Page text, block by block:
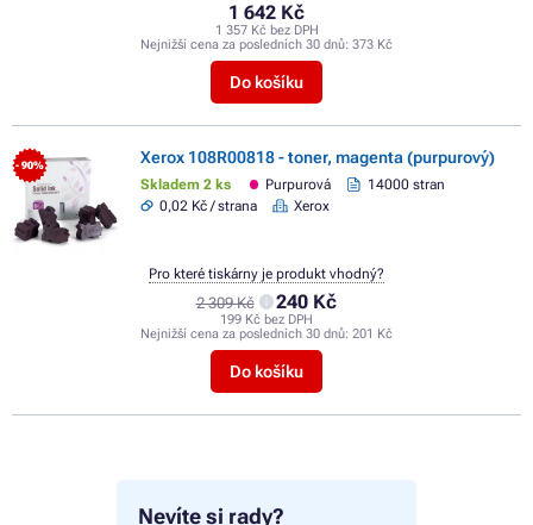
Nevíte si rady?
1 642 Kč
1 357 Kč bez DPH
Nejnižší cena za posledních 30 dnů: 373 Kč
Do košíku
- 90% Xerox 108R00818 - toner, magenta (purpurový)
Skladem 2 ks Purpurová
14000 stran
0,02 Kč / strana
Xerox
2 309 Kč 240 Kč
199 Kč bez DPH
Nejnižší cena za posledních 30 dnů: 201 Kč
Do košíku
Pro které tiskárny je produkt vhodný?